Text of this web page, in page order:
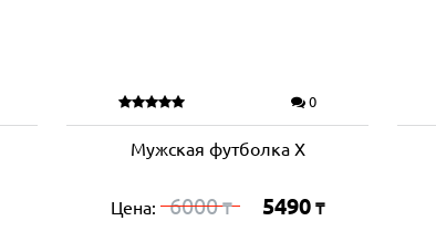
0
Мужская футболка Х
Цена: 6000₸ 5490 ₸